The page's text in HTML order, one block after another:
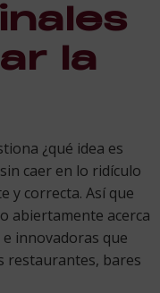
la
¿qué idea es
caer en lo ridículo
y correcta. Así que
abiertamente acerca
innovadoras que
restaurantes, bares